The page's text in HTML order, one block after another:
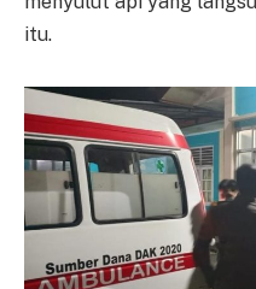
itu.